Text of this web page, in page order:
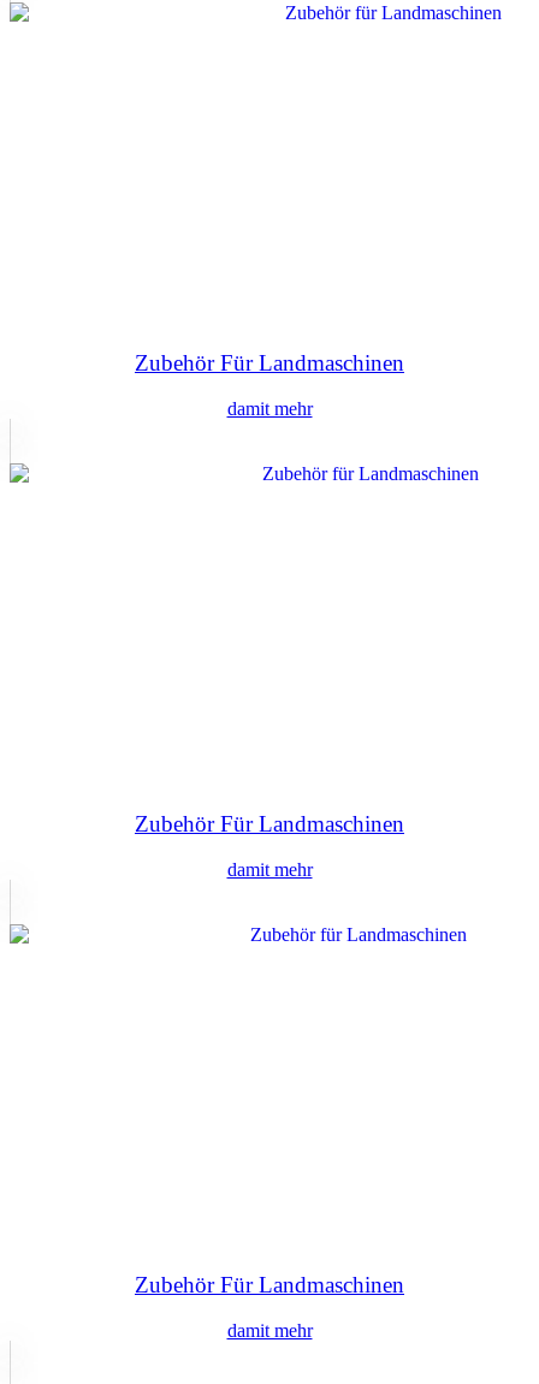
Zubehör Für Landmaschinen
damit mehr
Zubehör Für Landmaschinen
damit mehr
Zubehör Für Landmaschinen
damit mehr